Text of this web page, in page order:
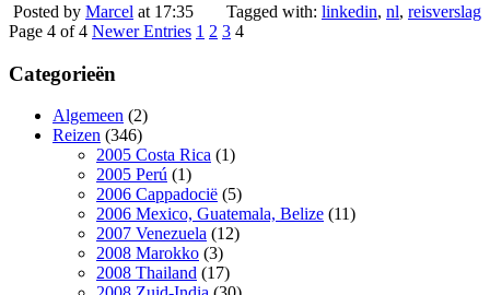
Posted by Marcel at 17:35 Tagged with: linkedin, nl, reisverslag
Page 4 of 4 Newer Entries 1 2 3 4
Categorieën
Algemeen (2)
Reizen (346)
2005 Costa Rica (1)
2005 Perú (1)
2006 Cappadocië (5)
2006 Mexico, Guatemala, Belize (11)
2007 Venezuela (12)
2008 Marokko (3)
2008 Thailand (17)